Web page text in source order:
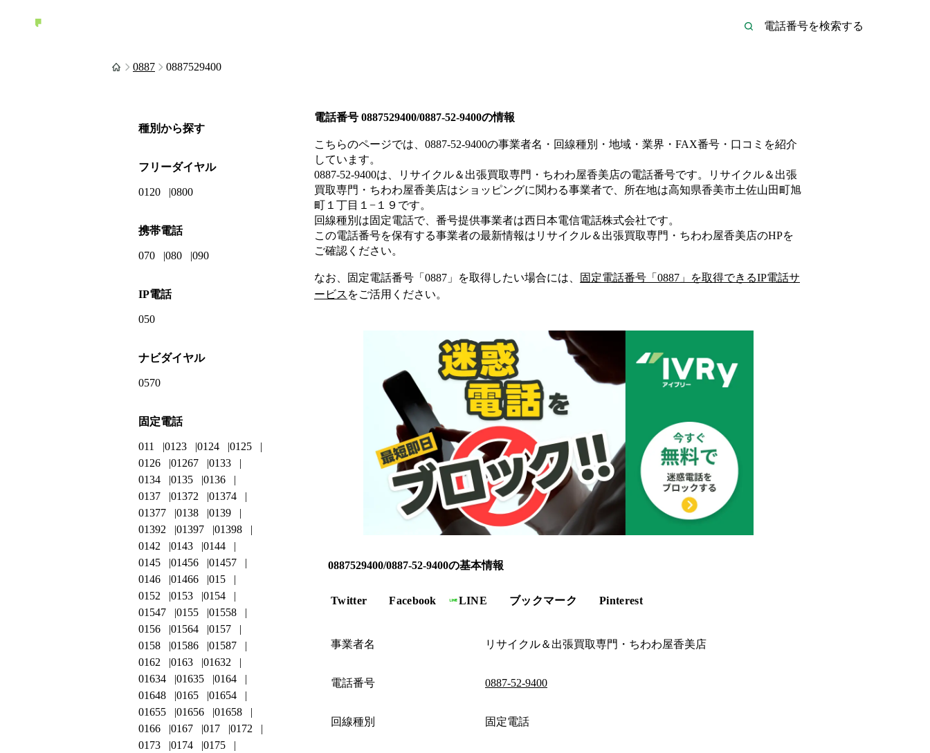
0887 0887529400
電話番号 0887529400/0887-52-9400の情報
こちらのページでは、 0887-52-9400の事業者名・回線種別・地域・業界・FAX番号・口コミを紹介
しています。
0887-52-9400は、 リサイクル＆出張買取専門・ちわわ屋香美店の電話番号です。
リサイクル＆出張
買取専門・ちわわ屋香美店はショッピングに関わる事業者で、所在地は高知県香美市土佐山田町旭
町１丁目１−１９ です。
回線種別は固定電話で、番号提供事業者は西日本電信電話株式会社です。
この電話番号を保有する事業者の最新情報は リサイクル＆出張買取専門・ちわわ屋香美店のHPを
ご確認ください。
なお、固定電話番号「 0887 」を取得したい場合には、 固定電話番号「 0887 」を取得できるIP電話サ
ービス をご活用ください。
0887529400/0887-52-9400の基本情報
Twitter Facebook LINE ブックマーク Pinterest
事業者名 リサイクル＆出張買取専門・ちわわ屋香美店
電話番号 0887-52-9400
回線種別 固定電話
種別から探す
フリーダイヤル
0120 0800
携帯電話
070 080 090
IP電話
050
ナビダイヤル
0570
固定電話
011 0123 0124
0125
0126
01267
0133
0134
0135
0136
0137
01372
01374
01377
0138
0139
01392
01397
01398
0142
0143
0144
0145
01456
01457
0146
01466
015
0152
0153
0154
01547
0155
01558
0156
01564
0157
0158
01586
01587
0162
0163
01632
01634
01635
0164
01648
0165
01654
01655
01656
01658
0166
0167 017
0172
0173
0174
0175